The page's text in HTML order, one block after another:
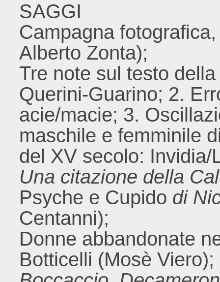
SAGGI
Campagna
Alberto Zonta);
Tre note sul testo
Querini-Guarino; 2.
acie/macie; 3.
maschile e femminile
del XV secolo:
Una citazione della
Psyche e Cupido di
Centanni);
Donne abbandonate
Botticelli (Mosè Viero);